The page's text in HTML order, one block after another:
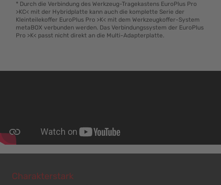
* Durch die Verbindung des Werkzeug-Tragekastens EuroPlus Pro
>KC< mit der Hybridplatte kann auch die komplette Serie der
Kleinteilekoffer EuroPlus Pro >K< mit dem Werkzeugkoffer-System
metaBOX verbunden werden. Das Verbindungssystem der EuroPlus
Pro >K< passt nicht direkt an die Multi-Adapterplatte.
Charakterstark